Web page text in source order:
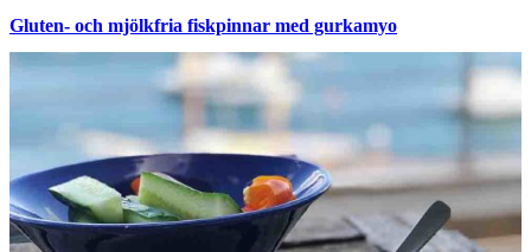
Gluten- och mjölkfria fiskpinnar med gurkamyo